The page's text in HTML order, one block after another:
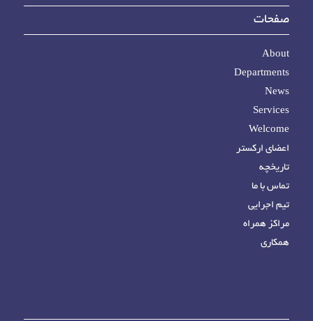
صفحات
About
Departments
News
Services
Welcome
اعضای ارکستر
تاریخچه
تماس با ما
تیم اجرایی
مراکز همراه
همکاری